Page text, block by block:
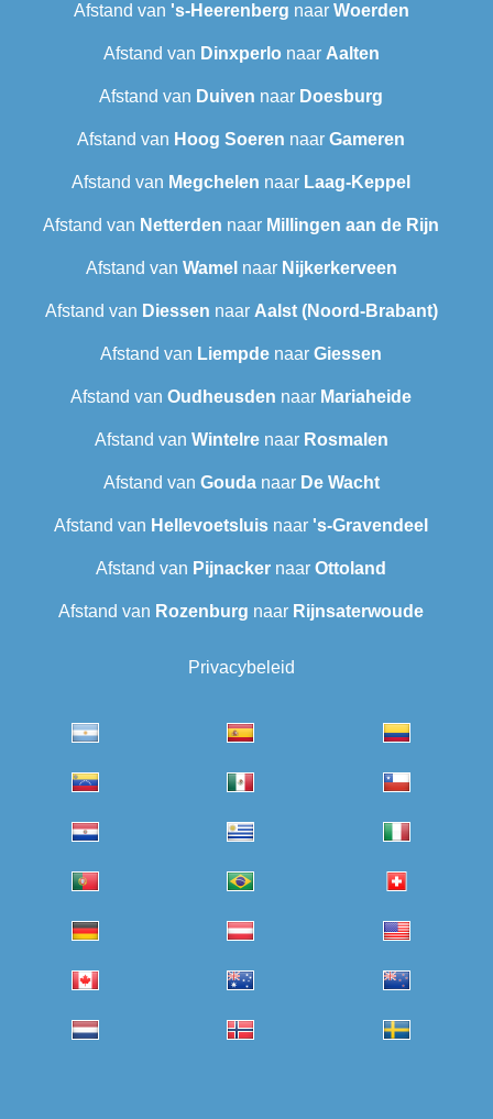
Afstand van 's-Heerenberg naar Woerden
Afstand van Dinxperlo naar Aalten
Afstand van Duiven naar Doesburg
Afstand van Hoog Soeren naar Gameren
Afstand van Megchelen naar Laag-Keppel
Afstand van Netterden naar Millingen aan de Rijn
Afstand van Wamel naar Nijkerkerveen
Afstand van Diessen naar Aalst (Noord-Brabant)
Afstand van Liempde naar Giessen
Afstand van Oudheusden naar Mariaheide
Afstand van Wintelrenaar Rosmalen
Afstand van Goudanaar De Wacht
Afstand van Hellevoetsluis naar 's-Gravendeel
Afstand van Pijnacker naar Ottoland
Afstand van Rozenburg naar Rijnsaterwoude
Privacybeleid